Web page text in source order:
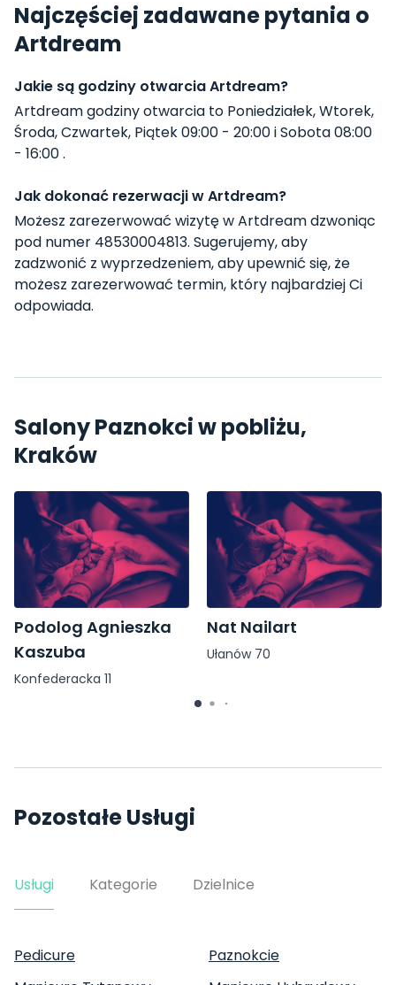
Najczęściej zadawane pytania o
Artdream
Jakie są godziny otwarcia Artdream?
Artdream godziny otwarcia to Poniedziałek, Wtorek,
Środa, Czwartek, Piątek 09:00 - 20:00 i Sobota 08:00
- 16:00 .
Jak dokonać rezerwacji w Artdream?
Możesz zarezerwować wizytę w Artdream dzwoniąc
pod numer 48530004813. Sugerujemy, aby
zadzwonić z wyprzedzeniem, aby upewnić się, że
możesz zarezerwować termin, który najbardziej Ci
odpowiada.
Salony Paznokci w pobliżu,
Kraków
Podolog Agnieszka
Kaszuba
Konfederacka 11
Nat Nailart
Ułanów 70
Pozostałe Usługi
Usługi Kategorie Dzielnice
Pedicure
Paznokcie